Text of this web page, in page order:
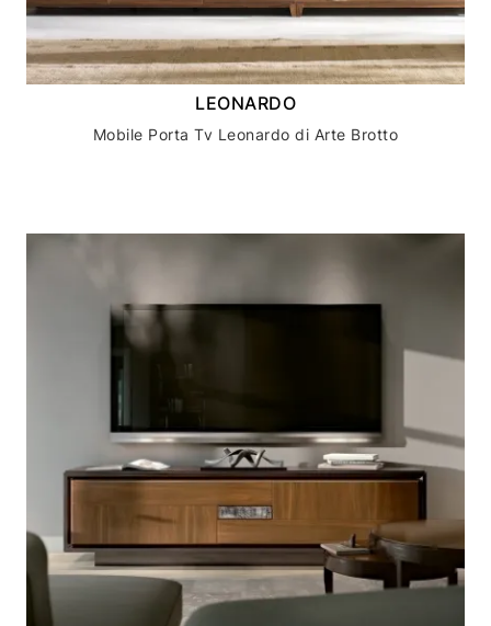
LEONARDO
Mobile Porta Tv Leonardo di Arte Brotto